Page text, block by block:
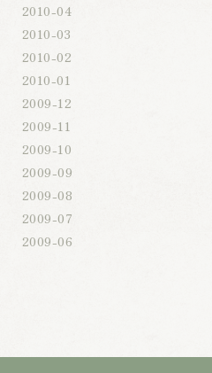
2010-04
2010-03
2010-02
2010-01
2009-12
2009-11
2009-10
2009-09
2009-08
2009-07
2009-06